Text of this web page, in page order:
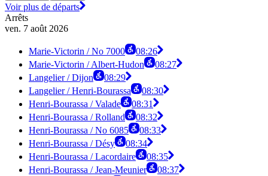
Voir plus de départs
Arrêts
ven. 7 août 2026
Marie-Victorin / No 7000
08:26
Marie-Victorin / Albert-Hudon
08:27
Langelier / Dijon
08:29
Langelier / Henri-Bourassa
08:30
Henri-Bourassa / Valade
08:31
Henri-Bourassa / Rolland
08:32
Henri-Bourassa / No 6085
08:33
Henri-Bourassa / Désy
08:34
Henri-Bourassa / Lacordaire
08:35
Henri-Bourassa / Jean-Meunier
08:37